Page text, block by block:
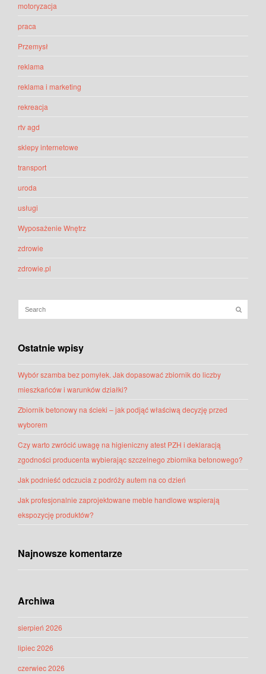
motoryzacja
praca
Przemysł
reklama
reklama i marketing
rekreacja
rtv agd
sklepy internetowe
transport
uroda
usługi
Wyposażenie Wnętrz
zdrowie
zdrowie.pl
Ostatnie wpisy
Wybór szamba bez pomyłek. Jak dopasować zbiornik do liczby
mieszkańców i warunków działki?
Zbiornik betonowy na ścieki – jak podjąć właściwą decyzję przed
wyborem
Czy warto zwrócić uwagę na higieniczny atest PZH i deklaracją
zgodności producenta wybierając szczelnego zbiornika betonowego?
Jak podnieść odczucia z podróży autem na co dzień
Jak profesjonalnie zaprojektowane meble handlowe wspierają
ekspozycję produktów?
Najnowsze komentarze
Archiwa
sierpień 2026
lipiec 2026
czerwiec 2026